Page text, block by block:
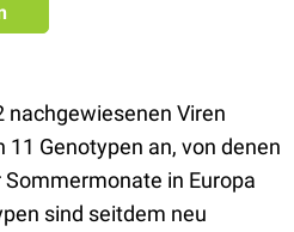
nachgewiesenen Viren
11 Genotypen an, von denen
in Europa
sind seitdem neu